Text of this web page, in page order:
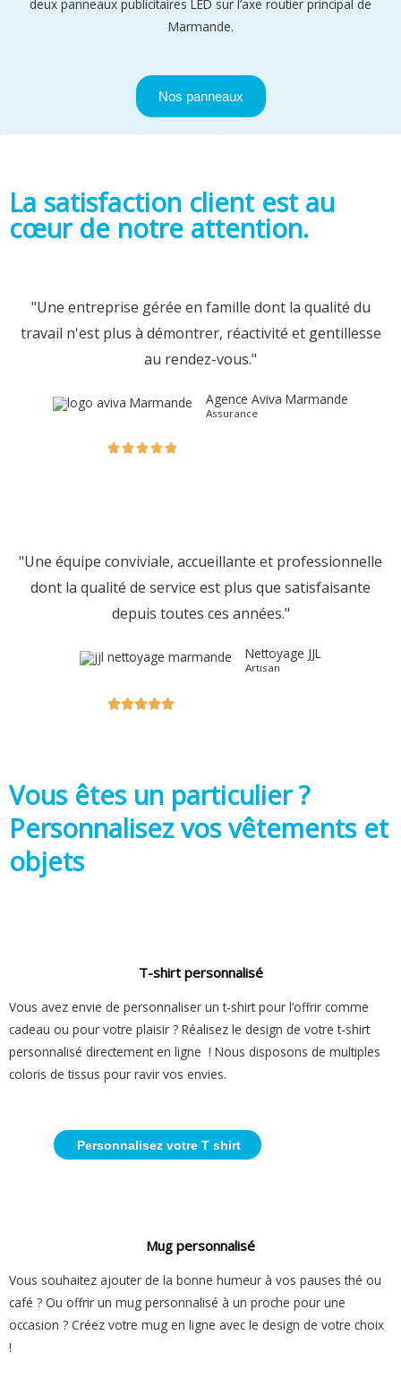
deux panneaux publicitaires LED sur l’axe routier principal de
Marmande.
Nos panneaux
La satisfaction client est au
cœur de notre attention.
"Une entreprise gérée en famille dont la qualité du
travail n'est plus à démontrer, réactivité et gentillesse
au rendez-vous."
Agence Aviva Marmande
Assurance

"Une équipe conviviale, accueillante et professionnelle
dont la qualité de service est plus que satisfaisante
depuis toutes ces années."
Nettoyage JJL
Artisan

Vous êtes un particulier ?
Personnalisez vos vêtements et
objets
T-shirt personnalisé
Vous avez envie de personnaliser un t-shirt pour l’offrir comme
cadeau ou pour votre plaisir ? Réalisez le design de votre t-shirt
personnalisé directement en ligne ! Nous disposons de multiples
coloris de tissus pour ravir vos envies.
Personnalisez votre T shirt
Mug personnalisé
Vous souhaitez ajouter de la bonne humeur à vos pauses thé ou
café ? Ou offrir un mug personnalisé à un proche pour une
occasion ? Créez votre mug en ligne avec le design de votre choix
!